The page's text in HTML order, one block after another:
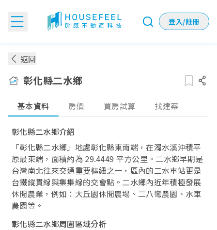
登入/註冊
返回
彰化縣二水鄉
基本資料 房價 買房試算 找建案
彰化縣二水鄉介紹
「彰化縣二水鄉」地處彰化縣東南端，在濁水溪沖積平
原最東端，面積約為 29.4449 平方公里。二水鄉早期是
台灣南北往來交通重要樞紐之一，區內的二水車站更是
台鐵縱貫線與集集線的交會點。二水鄉內近年積極發展
休閒農業，例如：大丘園休閒農場、二八彎農園、水車
農園等。
彰化縣二水鄉周圍區域分析